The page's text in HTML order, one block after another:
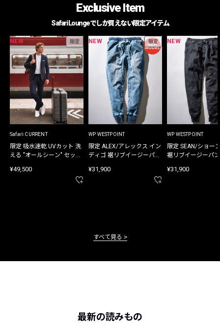
Exclusive Item
Safari Loungeでしか買えない限定アイテム
NEW 限定
Safari CURRENT
限定 吸水速乾 UVカット 洗
える "オールシーン" セット
¥49,500
NEW 限定
WP WESTPOINT
限定 ALEX/アレックス イン
ディゴ 裾リブイージーパン
¥31,900
NEW
WP WESTPOINT
限定 SEAN/ショー
裾リブイージーパ
¥31,900
すべて見る
最新の読みもの